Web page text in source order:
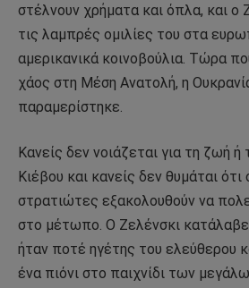
στέλνουν χρήματα και όπλα, και ο
τις λαμπρές ομιλίες του στα
αμερικανικά κοινοβούλια. Τώρα
χάος στη Μέση Ανατολή, η
παραμερίστηκε.
Κανείς δεν νοιάζεται για τη ζωή
Κιέβου και κανείς δεν θυμάται ότι
στρατιώτες εξακολουθούν να
στο μέτωπο. Ο Ζελένσκι κατάλαβε
ήταν ποτέ ηγέτης του ελεύθερου
ένα πιόνι στο παιχνίδι των